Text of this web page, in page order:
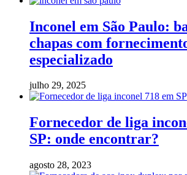
Inconel em São Paulo:
chapas com
especializado
julho 29, 2025
Fornecedor de liga
SP: onde encontrar?
agosto 28, 2023